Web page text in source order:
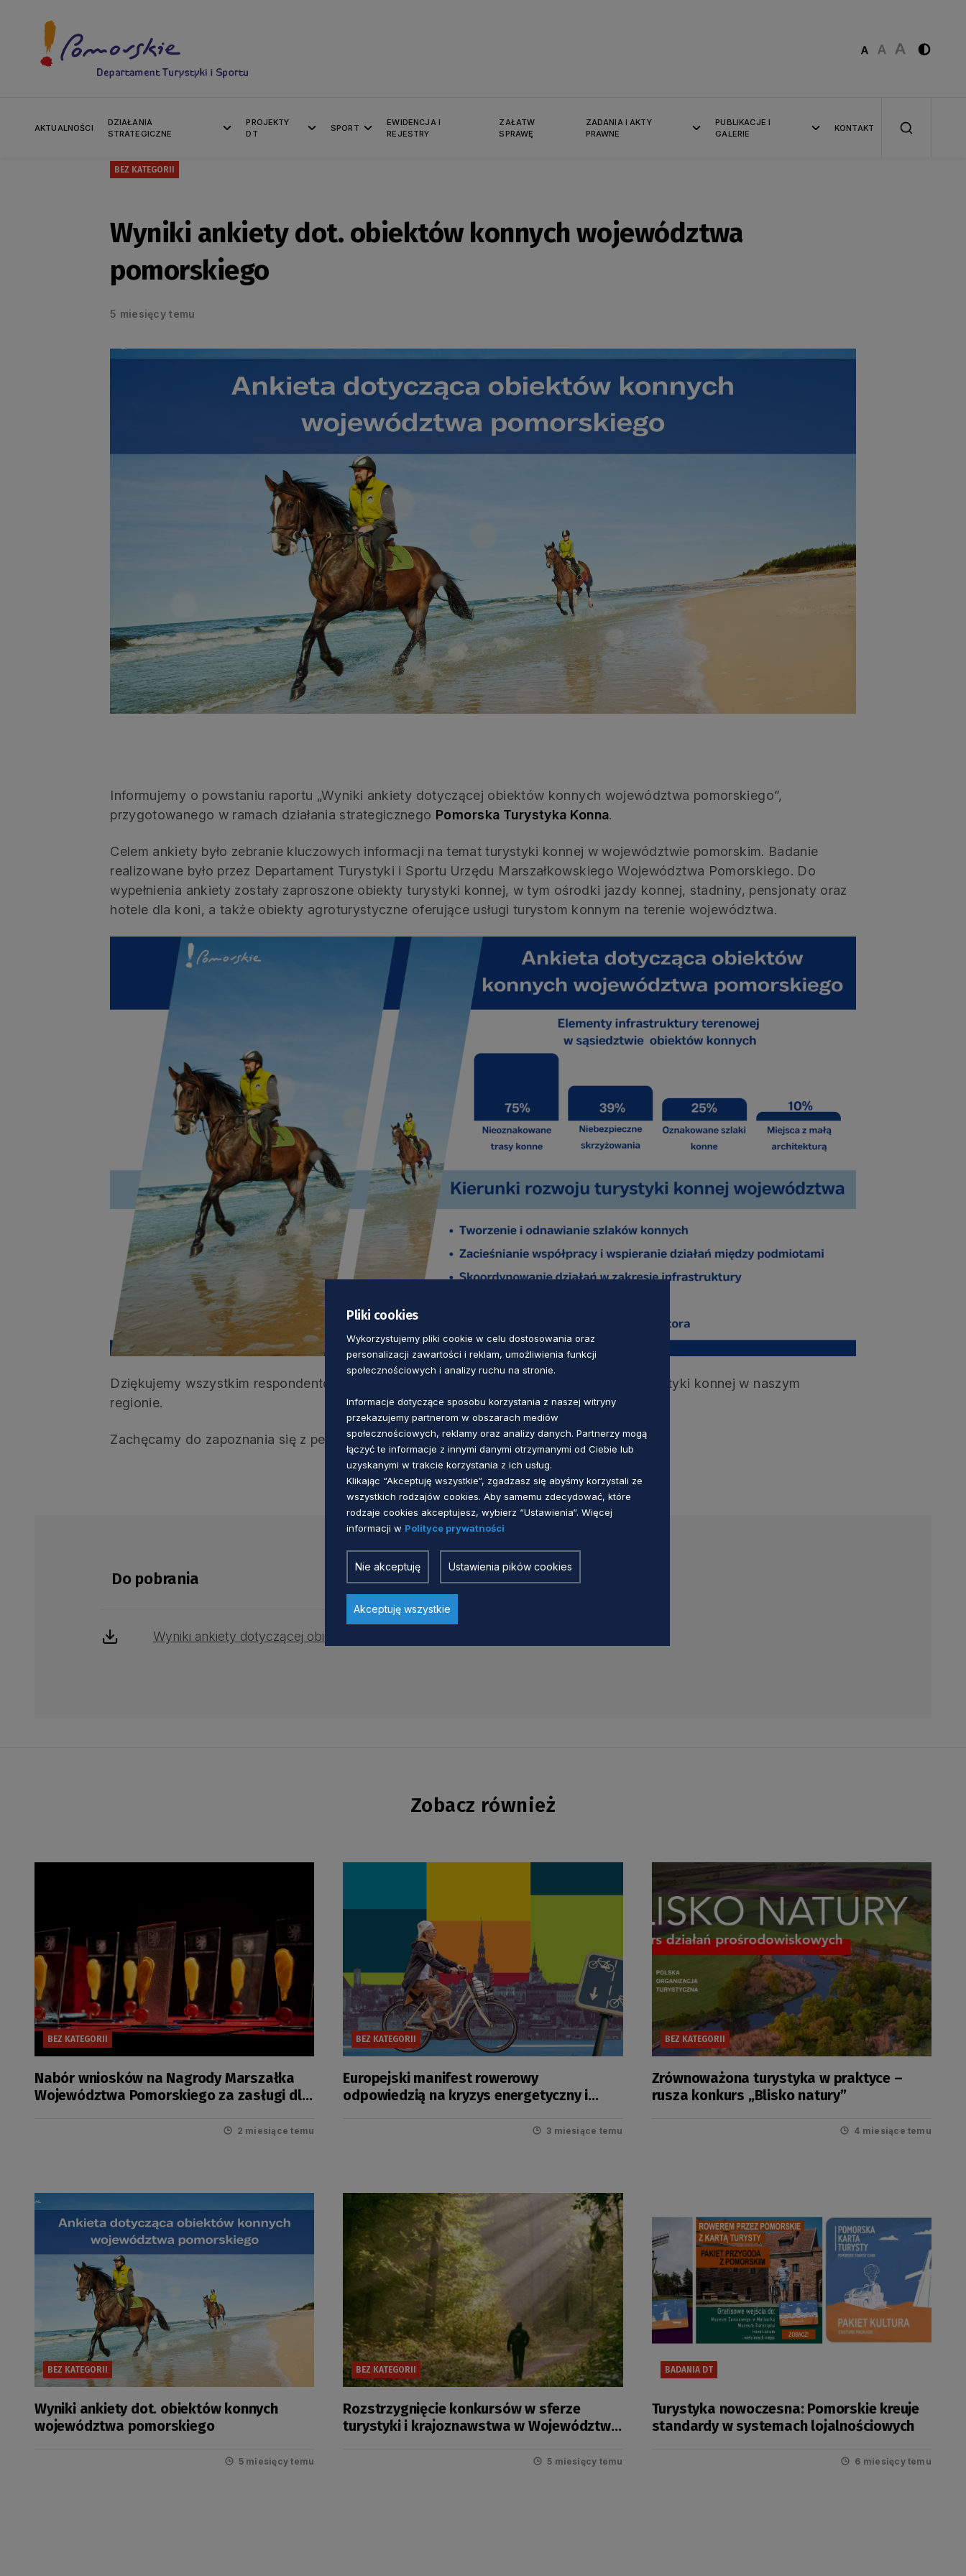
AKTUALNOŚCI
DZIAŁANIA
STRATEGICZNE
PROJEKTY
DT
SPORT
EWIDENCJA I
REJESTRY
ZAŁATW
SPRAWĘ
ZADANIA I AKTY
PRAWNE
PUBLIKACJE I
GALERIE
KONTAKT
BEZ KATEGORII
Wyniki ankiety dot. obiektów konnych województwa
pomorskiego
5 miesięcy temu
Informujemy o powstaniu raportu „Wyniki ankiety dotyczącej obiektów konnych województwa pomorskiego”,
przygotowanego w ramach działania strategicznego Pomorska Turystyka Konna.
Celem ankiety było zebranie kluczowych informacji na temat turystyki konnej w województwie pomorskim. Badanie
realizowane było przez Departament Turystyki i Sportu Urzędu Marszałkowskiego Województwa Pomorskiego. Do
wypełnienia ankiety zostały zaproszone obiekty turystyki konnej, w tym ośrodki jazdy konnej, stadniny, pensjonaty oraz
hotele dla koni, a także obiekty agroturystyczne oferujące usługi turystom konnym na terenie województwa.
Dziękujemy wszystkim respondentom za zaangażowanie i wkład w budowanie oferty turystyki konnej w naszym
regionie.
Zachęcamy do zapoznania się z pełnym raportem.
Do pobrania
Wyniki ankiety dotyczącej obiektów konnych województwa pomorskiego
Zobacz również
BEZ KATEGORII
Nabór wniosków na Nagrody Marszałka
Województwa Pomorskiego za zasługi dla
2 miesiące temu
BEZ KATEGORII
Europejski manifest rowerowy
odpowiedzią na kryzys energetyczny i
3 miesiące temu
BEZ KATEGORII
Zrównoważona turystyka w praktyce –
rusza konkurs „Blisko natury”
4 miesiące temu
BEZ KATEGORII
Wyniki ankiety dot. obiektów konnych
województwa pomorskiego
5 miesięcy temu
BEZ KATEGORII
Rozstrzygnięcie konkursów w sferze
turystyki i krajoznawstwa w Województwie
5 miesięcy temu
BADANIA DT
Turystyka nowoczesna: Pomorskie kreuje
standardy w systemach lojalnościowych
6 miesięcy temu
Pliki cookies
Wykorzystujemy pliki cookie w celu dostosowania oraz
personalizacji zawartości i reklam, umożliwienia funkcji
społecznościowych i analizy ruchu na stronie.
Informacje dotyczące sposobu korzystania z naszej witryny
przekazujemy partnerom w obszarach mediów
społecznościowych, reklamy oraz analizy danych. Partnerzy mogą
łączyć te informacje z innymi danymi otrzymanymi od Ciebie lub
uzyskanymi w trakcie korzystania z ich usług.
Klikając “Akceptuję wszystkie“, zgadzasz się abyśmy korzystali ze
wszystkich rodzajów cookies. Aby samemu zdecydować, które
rodzaje cookies akceptujesz, wybierz “Ustawienia“. Więcej
informacji w Polityce prywatności
Nie akceptuję Ustawienia pików cookies
Akceptuję wszystkie